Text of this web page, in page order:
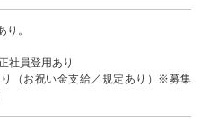
り。
社員登用あり
（お祝い金支給／規定あり）※募集